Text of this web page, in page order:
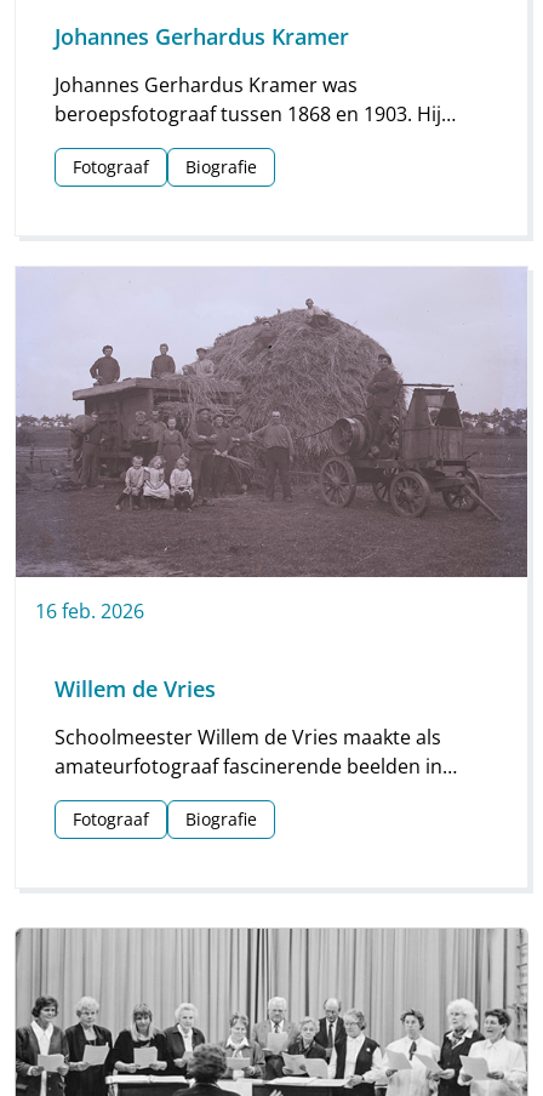
Johannes Gerhardus Kramer
Johannes Gerhardus Kramer was
beroepsfotograaf tussen 1868 en 1903. Hij
maakte vooral foto’s in Groningen, maar hij
streek ook meermaals neer in Drenthe. Vooral
Fotograaf Biografie
16feb. 2026
Willem de Vries
Schoolmeester Willem de Vries maakte als
amateurfotograaf fascinerende beelden in
Linde en omgeving. Groepsfoto’s van
schoolkinderen, portretten en beelden van
Fotograaf Biografie